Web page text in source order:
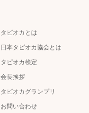
タピオカとは
日本タピオカ協会とは
タピオカ検定
会長挨拶
タピオカグランプリ
お問い合わせ